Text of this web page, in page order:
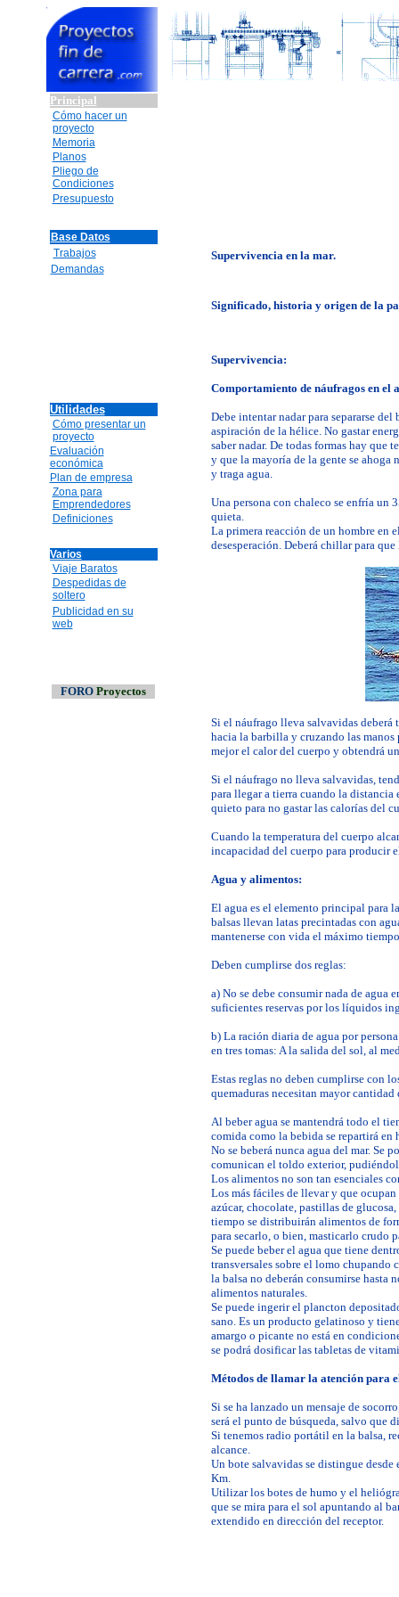
Principal
Cómo hacer un
proyecto
Memoria
Planos
Pliego de
Condiciones
Presupuesto
Base Datos
Trabajos
Demandas
Utilidades
Cómo presentar un
proyecto
Evaluación
económica
Plan de empresa
Zona para
Emprendedores
Definiciones
Varios
Viaje Baratos
Despedidas de
soltero
Publicidad en su
web
FORO Proyectos
Supervivencia en la mar.
Significado, historia y origen de la
Supervivencia:
Comportamiento de náufragos en el
Debe intentar nadar para separarse
aspiración de la hélice. No gastar
saber nadar. De todas formas hay que
y que la mayoría de la gente se ahoga
y traga agua.
Una persona con chaleco se enfría un
quieta.
La primera reacción de un hombre en
desesperación. Deberá chillar para
Si el náufrago lleva salvavidas
hacia la barbilla y cruzando las manos
mejor el calor del cuerpo y obtendrá
Si el náufrago no lleva salvavidas,
para llegar a tierra cuando la distancia
quieto para no gastar las calorías del
Cuando la temperatura del cuerpo
incapacidad del cuerpo para producir
Agua y alimentos:
El agua es el elemento principal para
balsas llevan latas precintadas con
mantenerse con vida el máximo
Deben cumplirse dos reglas:
a) No se debe consumir nada de agua
suficientes reservas por los líquidos
b) La ración diaria de agua por
en tres tomas: A la salida del sol, al
Estas reglas no deben cumplirse con
quemaduras necesitan mayor cantidad
Al beber agua se mantendrá todo el
comida como la bebida se repartirá
No se beberá nunca agua del mar. Se
comunican el toldo exterior,
Los alimentos no son tan esenciales
Los más fáciles de llevar y que
azúcar, chocolate, pastillas de
tiempo se distribuirán alimentos de
para secarlo, o bien, masticarlo crudo
Se puede beber el agua que tiene
transversales sobre el lomo chupando
la balsa no deberán consumirse hasta
alimentos naturales.
Se puede ingerir el plancton
sano. Es un producto gelatinoso y
amargo o picante no está en
se podrá dosificar las tabletas de
Métodos de llamar la atención para
Si se ha lanzado un mensaje de
será el punto de búsqueda, salvo que
Si tenemos radio portátil en la balsa,
alcance.
Un bote salvavidas se distingue
Km.
Utilizar los botes de humo y el
que se mira para el sol apuntando al
extendido en dirección del receptor.